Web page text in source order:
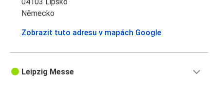
Německo
Zobrazit tuto adresu v mapách Google
Leipzig Messe